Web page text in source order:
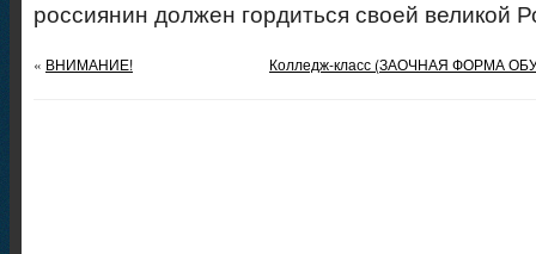
россиянин должен гордиться своей великой
« ВНИМАНИЕ! Колледж-класс (ЗАОЧНАЯ ФОРМА